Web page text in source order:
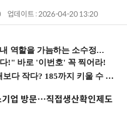
업데이트 : 2026-04-20 13:20
는 소수정예 실습 워크숍 (8/28 신논현역)
기업 방문…직접생산확인제도